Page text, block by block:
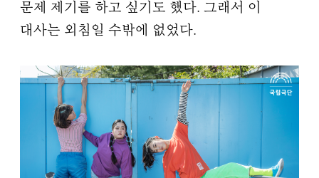
문제 제기를 하고 싶기도 했다. 그래서 이
대사는 외침일 수밖에 없었다.